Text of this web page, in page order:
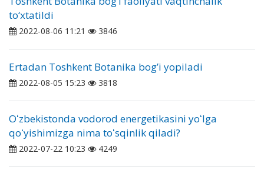
to‘xtatildi
2022-08-06 11:21 3846
Ertadan Toshkent Botanika bogʼi yopiladi
2022-08-05 15:23 3818
Oʻzbekistonda vodorod energetikasini yoʻlga
qoʻyishimizga nima toʻsqinlik qiladi?
2022-07-22 10:23 4249